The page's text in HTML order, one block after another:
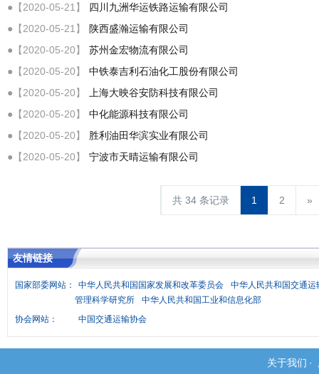
●【2020-05-21】
四川九洲华运铁路运输有限公司
●【2020-05-21】
陕西盛瀚运输有限公司
●【2020-05-20】
苏州金宏物流有限公司
●【2020-05-20】
中铁泰吉利石油化工股份有限公司
●【2020-05-20】
上海大映谷安防科技有限公司
●【2020-05-20】
中化能源科技有限公司
●【2020-05-20】
胜利油田华滨实业有限公司
●【2020-05-20】
宁波市天晴运输有限公司
共 34 条记录 1 2 »
友情链接
国家部委网站： 中华人民共和国国家发展和改革委员会
中华人民共和国交通运
管理科学研究所
中华人民共和国工业和信息化部
协会网站：
中国交通运输协会
关于我们 ·